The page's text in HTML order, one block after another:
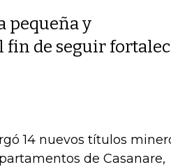
pequeña y
de seguir
14 nuevos títulos
de Casanare,